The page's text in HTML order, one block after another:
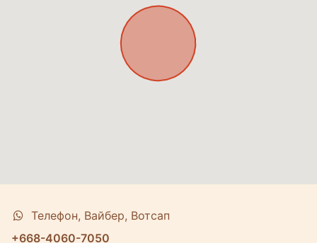
Телефон, Вайбер, Вотсап
+668-4060-7050